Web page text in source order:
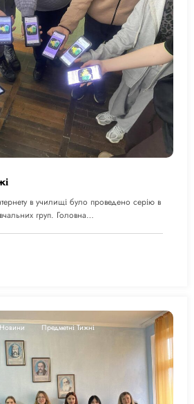
в училищі було проведено серію в
груп. Головна…
Новини Предметні Тижні